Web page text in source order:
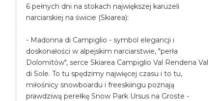
6 pełnych dni na stokach największej karuzeli
narciarskiej na świcie (Skiarea):
- Madonna di Campiglio - symbol elegancji i
doskonałości w alpejskim narciarstwie, "perła
Dolomitów", serce Skiarea Campiglio Val Rendena Val
di Sole. To tu spędzimy najwięcej czasu i to tu,
miłośnicy snowboardu i freeskiingu poznają
prawdziwą perełkę Snow Park Ursus na Groste -